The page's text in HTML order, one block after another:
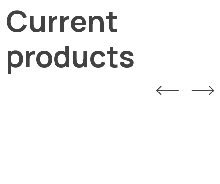
Current
products